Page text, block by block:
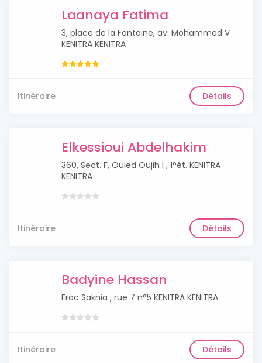
Laanaya Fatima
3, place de la Fontaine, av. Mohammed V
KENITRA KENITRA
Itinéraire Détails
Elkessioui Abdelhakim
360, Sect. F, Ouled Oujih I , 1°ét. KENITRA
KENITRA
Itinéraire Détails
Badyine Hassan
Erac Saknia , rue 7 n°5 KENITRA KENITRA
Itinéraire Détails